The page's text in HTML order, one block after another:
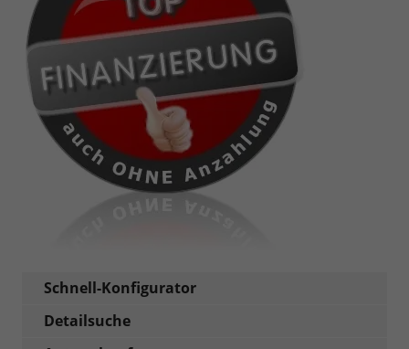
Schnell-Konfigurator
Detailsuche